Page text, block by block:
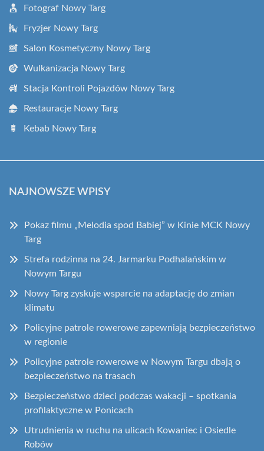
Fotograf Nowy Targ
Fryzjer Nowy Targ
Salon Kosmetyczny Nowy Targ
Wulkanizacja Nowy Targ
Stacja Kontroli Pojazdów Nowy Targ
Restauracje Nowy Targ
Kebab Nowy Targ
NAJNOWSZE WPISY
Pokaz filmu „Melodia spod Babiej” w Kinie MCK Nowy
Targ
Strefa rodzinna na 24. Jarmarku Podhalańskim w
Nowym Targu
Nowy Targ zyskuje wsparcie na adaptację do zmian
klimatu
Policyjne patrole rowerowe zapewniają bezpieczeństwo
w regionie
Policyjne patrole rowerowe w Nowym Targu dbają o
bezpieczeństwo na trasach
Bezpieczeństwo dzieci podczas wakacji – spotkania
profilaktyczne w Ponicach
Utrudnienia w ruchu na ulicach Kowaniec i Osiedle
Robów